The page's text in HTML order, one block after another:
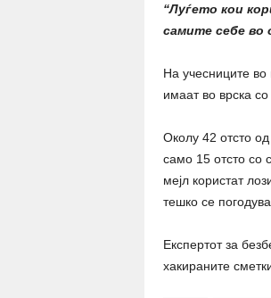
“Луѓето кои
самите себе во
На учесниците
имаат во врска
Околу 42 отсто
само 15 отсто со
мејл користат
тешко се погодува.
Експертот за
хакираните